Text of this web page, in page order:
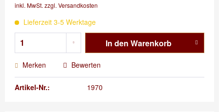
inkl. MwSt. zzgl. Versandkosten
Lieferzeit 3-5 Werktage
In den Warenkorb
Merken Bewerten
Artikel-Nr.: 1970